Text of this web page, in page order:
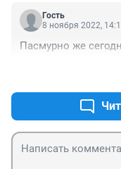
Гость
8 ноября 2022,
Пасмурно же